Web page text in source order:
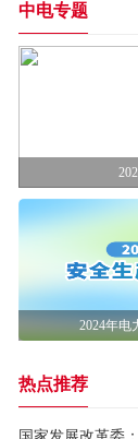
中电专题
2024年电
热点推荐